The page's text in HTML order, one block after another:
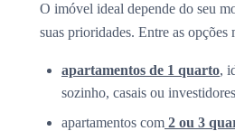
O imóvel ideal depende do seu
suas prioridades. Entre as opções
apartamentos de 1 quarto,
sozinho, casais ou
apartamentos com 2 ou 3